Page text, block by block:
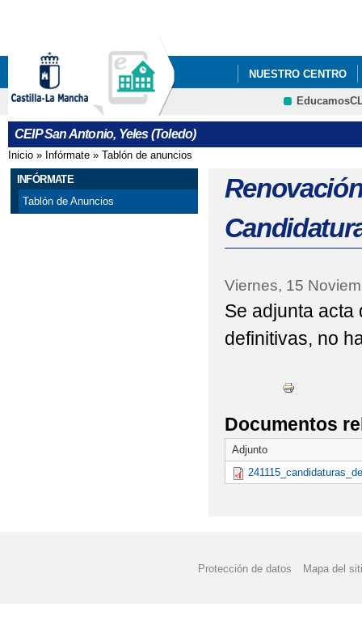
NUESTRO CENTRO
ECOESCUELAS
ADMISIÓN DE
EVALUACIÓN DEL
CEIP San Antonio, Yeles (Toledo)
Se encuentra usted aquí
Inicio » Infórmate » Tablón de anuncios
INFÓRMATE
Tablón de Anuncios
Viernes, 15
Se adjunta
definitivas, no
Documentos
Adjunto
Protección de datos Mapa del